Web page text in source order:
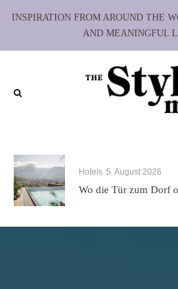
INSPIRATION FROM AROUND THE
AND MEANINGFUL
Hotels 5. August 2026
Wo die Tür zum Dorf